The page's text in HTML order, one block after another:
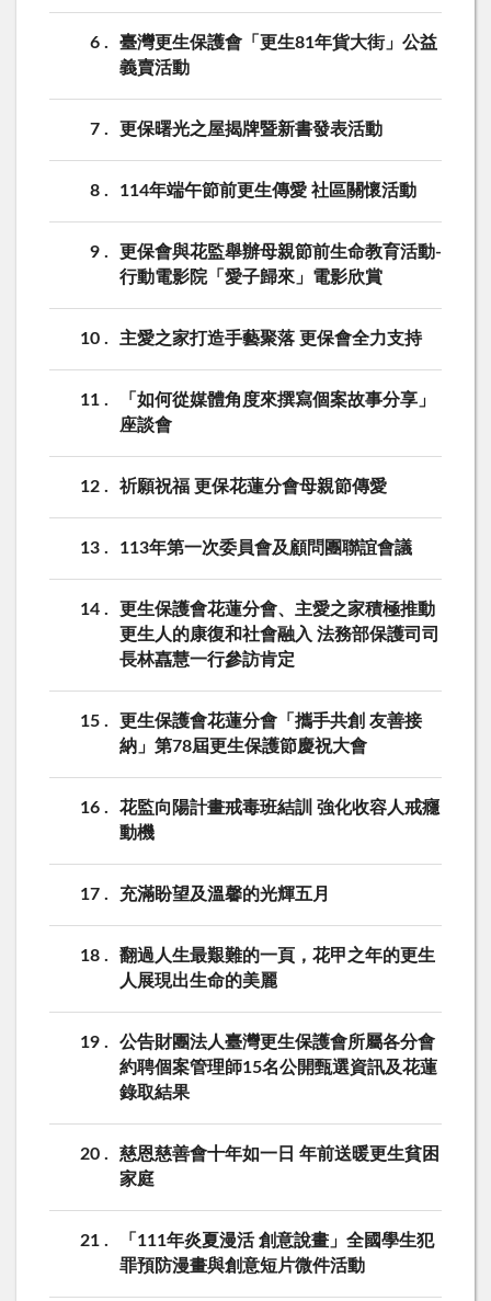
6
臺灣更生保護會「更生81年貨大街」公益
義賣活動
7 更保曙光之屋揭牌暨新書發表活動
8 114年端午節前更生傳愛 社區關懷活動
9
更保會與花監舉辦母親節前生命教育活動-
行動電影院「愛子歸來」電影欣賞
10 主愛之家打造手藝聚落 更保會全力支持
11
「如何從媒體角度來撰寫個案故事分享」
座談會
12 祈願祝福 更保花蓮分會母親節傳愛
13 113年第一次委員會及顧問團聯誼會議
14
更生保護會花蓮分會、主愛之家積極推動
更生人的康復和社會融入 法務部保護司司
長林嚞慧一行參訪肯定
15
更生保護會花蓮分會「攜手共創 友善接
納」第78屆更生保護節慶祝大會
16
花監向陽計畫戒毒班結訓 強化收容人戒癮
動機
17 充滿盼望及溫馨的光輝五月
18
翻過人生最艱難的一頁，花甲之年的更生
人展現出生命的美麗
19
公告財團法人臺灣更生保護會所屬各分會
約聘個案管理師15名公開甄選資訊及花蓮
錄取結果
20
慈恩慈善會十年如一日 年前送暖更生貧困
家庭
21
「111年炎夏漫活 創意說畫」全國學生犯
罪預防漫畫與創意短片微件活動